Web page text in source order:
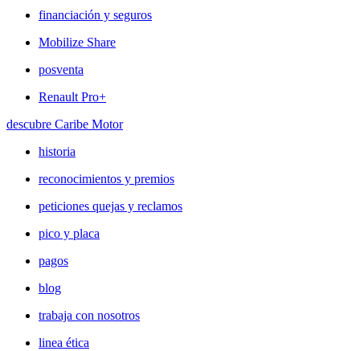
financiación y seguros
Mobilize Share
posventa
Renault Pro+
descubre Caribe Motor
historia
reconocimientos y premios
peticiones quejas y reclamos
pico y placa
pagos
blog
trabaja con nosotros
linea ética